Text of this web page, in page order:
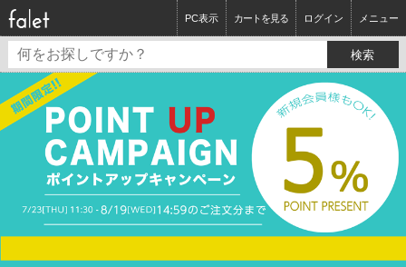
ログイン メニュー
カートを見る
PC表示